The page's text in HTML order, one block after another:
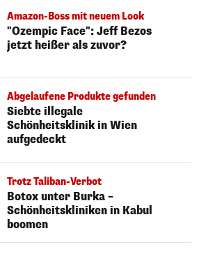
Amazon-Boss mit neuem Look
"Ozempic Face": Jeff Bezos
jetzt heißer als zuvor?
Abgelaufene Produkte gefunden
Siebte illegale
Schönheitsklinik in Wien
aufgedeckt
Trotz Taliban-Verbot
Botox unter Burka –
Schönheitskliniken in Kabul
boomen